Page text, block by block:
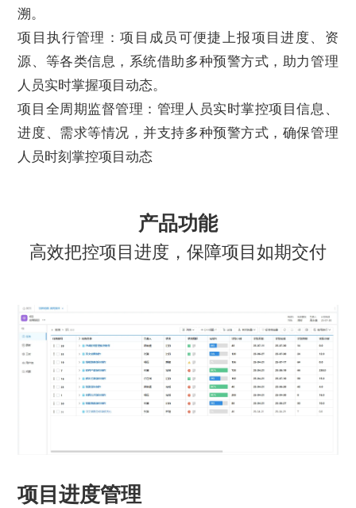
溯。
项目执行管理：项目成员可便捷上报项目进度、资
源、等各类信息，系统借助多种预警方式，助力管理
人员实时掌握项目动态。
项目全周期监督管理：管理人员实时掌控项目信息、
进度、需求等情况，并支持多种预警方式，确保管理
人员时刻掌控项目动态
产品功能
高效把控项目进度，保障项目如期交付
项目进度管理